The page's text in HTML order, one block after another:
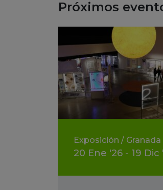
Próximos
Exposición / Granada
20 Ene '26 - 19 Dic